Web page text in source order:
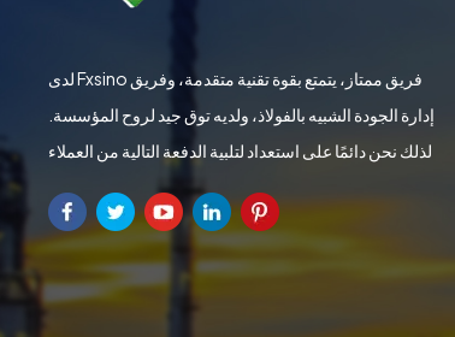
لدى Fxsino فريق ممتاز، يتمتع بقوة تقنية متقدمة، وفريق
إدارة الجودة الشبيه بالفولاذ، ولديه توق جيد لروح المؤسسة.
لذلك نحن دائمًا على استعداد لتلبية الدفعة التالية من العملاء